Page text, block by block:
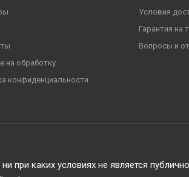
на обработку
конфиденциальности
Условия
Гарантия на
Вопросы и
при каких условиях не является